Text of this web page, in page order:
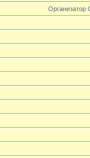
Организатор